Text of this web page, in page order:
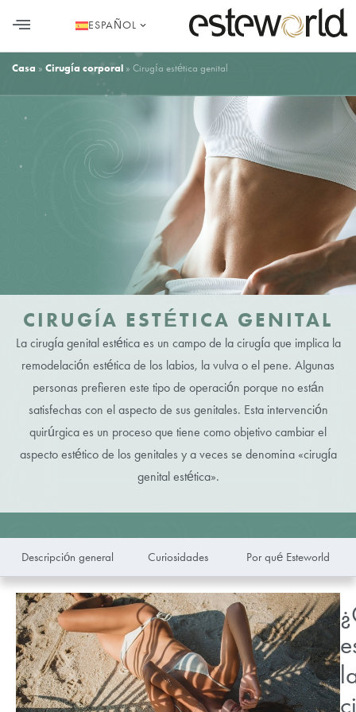
ESPAÑOL
Casa » Cirugía corporal » Cirugía estética genital
CIRUGÍA ESTÉTICA GENITAL
La cirugía genital estética es un campo de la cirugía que implica la
remodelación estética de los labios, la vulva o el pene. Algunas
personas prefieren este tipo de operación porque no están
satisfechas con el aspecto de sus genitales. Esta intervención
quirúrgica es un proceso que tiene como objetivo cambiar el
aspecto estético de los genitales y a veces se denomina «cirugía
genital estética».
Descripción general Curiosidades Por qué Esteworld